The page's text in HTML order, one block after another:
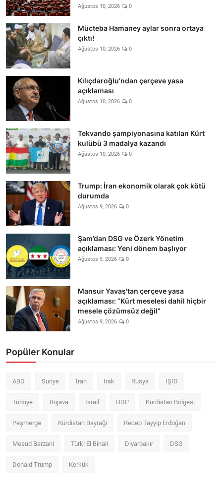
Ağustos 10, 2026 0
Mücteba Hamaney aylar sonra ortaya
çıktı!
Ağustos 10, 2026 0
Kılıçdaroğlu’ndan çerçeve yasa
açıklaması
Ağustos 10, 2026 0
Tekvando şampiyonasına katılan Kürt
kulübü 3 madalya kazandı
Ağustos 10, 2026 0
Trump: İran ekonomik olarak çok kötü
durumda
Ağustos 9, 2026 0
Şam’dan DSG ve Özerk Yönetim
açıklaması: Yeni dönem başlıyor
Ağustos 9, 2026 0
Mansur Yavaş'tan çerçeve yasa
açıklaması: “Kürt meselesi dahil hiçbir
mesele çözümsüz değil”
Ağustos 9, 2026 0
Popüler Konular
ABD Suriye İran Irak Rusya IŞİD
Türkiye Rojava İsrail HDP Kürdistan Bölgesi
Peşmerge Kürdistan Bayrağı Recep Tayyip Erdoğan
Mesud Barzani Türki El Binali Diyarbakır DSG
Donald Trump Kerkük